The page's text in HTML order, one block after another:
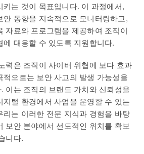
키는 것이 목표입니다. 이 과정에서,
안 동향을 지속적으로 모니터링하고,
자료와 프로그램을 제공하여 조직이
에 대응할 수 있도록 지원합니다.
력은 조직이 사이버 위협에 보다 효과
적으로는 보안 사고의 발생 가능성을
이는 조직의 브랜드 가치와 신뢰성을
지털 환경에서 사업을 운영할 수 있는
리는 이러한 전문 지식과 경험을 바탕
보안 분야에서 선도적인 위치를 확보
니다.